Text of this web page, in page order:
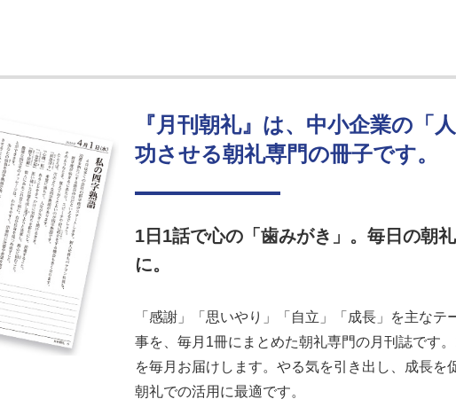
『月刊朝礼』は、中小企業の「
功させる朝礼専門の冊子です。
1日1話で心の「歯みがき」。毎日の朝
に。
「感謝」「思いやり」「自立」「成長」を主なテ
事を、毎月1冊にまとめた朝礼専門の月刊誌です
を毎月お届けします。やる気を引き出し、成長を
朝礼での活用に最適です。